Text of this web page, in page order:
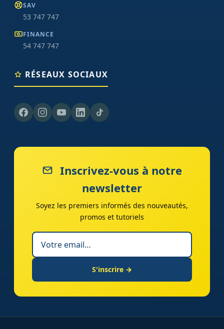
SAV
53 747 747
FINANCE
54 747 747
RÉSEAUX SOCIAUX
Inscrivez-vous à notre
newsletter
Soyez les premiers informés des nouveautés,
promos et tutoriels
S'inscrire →